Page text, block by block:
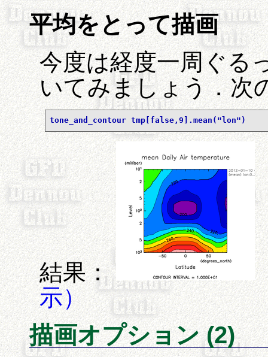
平均をとって描画
今度は経度一周ぐる
いてみましょう．次
tone_and_contour tmp[false,9].mean("lon")
結果：
示）
描画オプション (2)